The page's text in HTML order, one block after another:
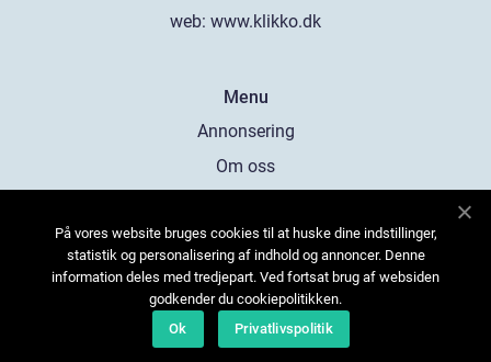
web: www.klikko.dk
Menu
Annonsering
Om oss
Kontakta oss
Sitemap
På vores website bruges cookies til at huske dine indstillinger,
statistik og personalisering af indhold og annoncer. Denne
information deles med tredjepart. Ved fortsat brug af websiden
godkender du cookiepolitikken.
Ok
Privatlivspolitik